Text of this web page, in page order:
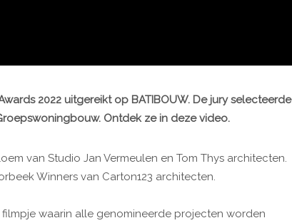
2022 uitgereikt op BATIBOUW. De jury selecteerde
Ontdek ze in deze video.
van Studio Jan Vermeulen en Tom Thys architecten.
Winners van Carton123 architecten.
waarin alle genomineerde projecten worden